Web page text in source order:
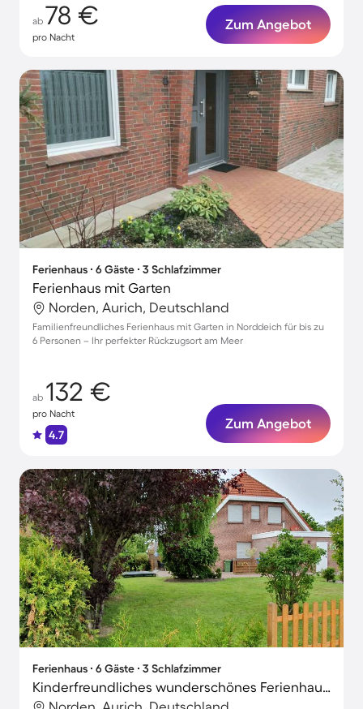
ab 78 €
pro Nacht
Zum Angebot
Ferienhaus ∙ 6 Gäste ∙ 3 Schlafzimmer
Ferienhaus mit Garten
Norden, Aurich, Deutschland
Familienfreundliches Ferienhaus mit Garten in Norddeich für bis zu
6 Personen – Ihr perfekter Rückzugsort am Meer
ab 132 €
pro Nacht
4.7
Zum Angebot
Ferienhaus ∙ 6 Gäste ∙ 3 Schlafzimmer
Kinderfreundliches wunderschönes Ferienhaus mit Garten | Haustierfreundlich